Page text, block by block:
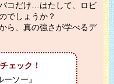
コだけ…はたして、ロビ
でしょうか？
ら、真の強さが学べるデ
ェック！
ーソー』